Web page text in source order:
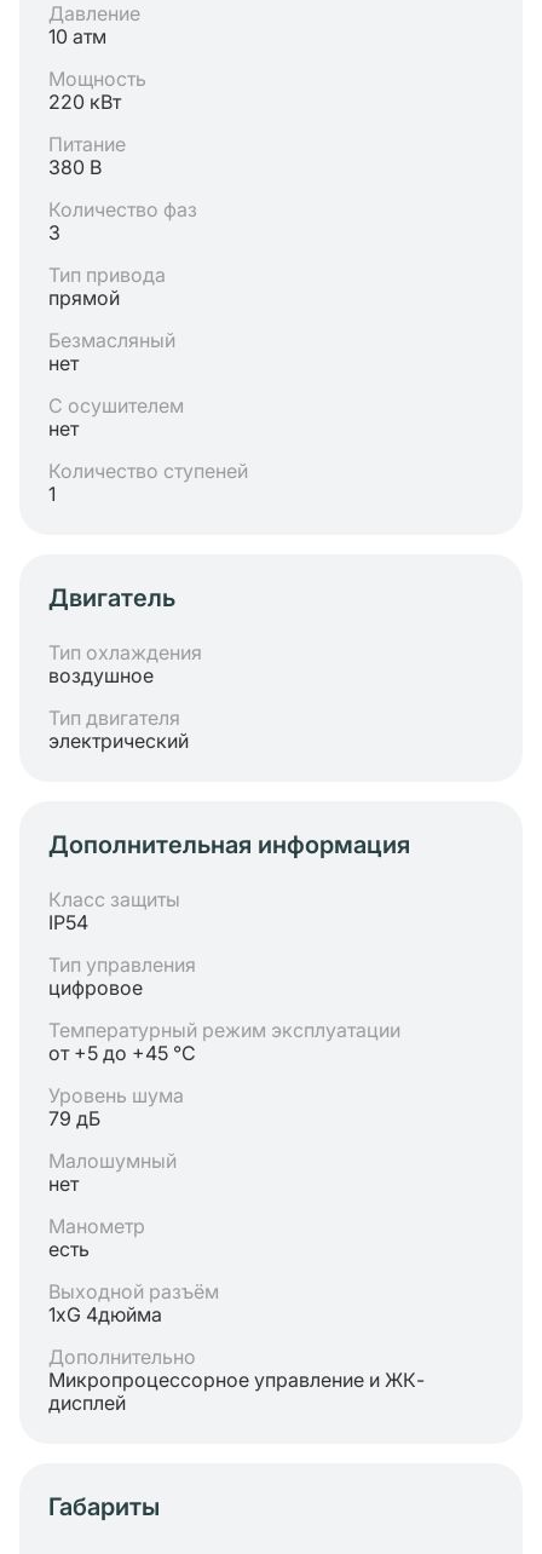
Давление
10 атм
Мощность
220 кВт
Питание
380 В
Количество фаз
3
Тип привода
прямой
Безмасляный
нет
С осушителем
нет
Количество ступеней
1
Двигатель
Тип охлаждения
воздушное
Тип двигателя
электрический
Дополнительная информация
Класс защиты
IP54
Тип управления
цифровое
Температурный режим эксплуатации
от +5 до +45 °C
Уровень шума
79 дБ
Малошумный
нет
Манометр
есть
Выходной разъём
1хG 4дюйма
Дополнительно
Микропроцессорное управление и ЖК-
дисплей
Габариты